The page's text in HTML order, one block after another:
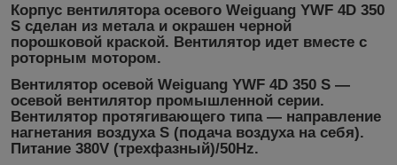
Корпус вентилятора осевого Weiguang YWF 4D 350
S сделан из метала и окрашен черной
порошковой краской. Вентилятор идет вместе с
роторным мотором.
Вентилятор осевой Weiguang YWF 4D 350 S ―
осевой вентилятор промышленной серии.
Вентилятор протягивающего типа ― направление
нагнетания воздуха S (подача воздуха на себя).
Питание 380V (трехфазный)/50Hz.